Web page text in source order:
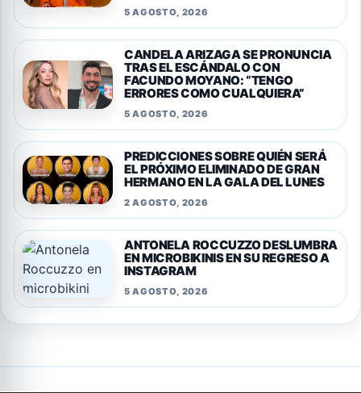
5 AGOSTO, 2026
CANDELA ARIZAGA SE PRONUNCIA
TRAS EL ESCÁNDALO CON
FACUNDO MOYANO: “TENGO
ERRORES COMO CUALQUIERA”
5 AGOSTO, 2026
PREDICCIONES SOBRE QUIÉN SERÁ
EL PRÓXIMO ELIMINADO DE GRAN
HERMANO EN LA GALA DEL LUNES
2 AGOSTO, 2026
ANTONELA ROCCUZZO DESLUMBRA
EN MICROBIKINIS EN SU REGRESO A
INSTAGRAM
5 AGOSTO, 2026